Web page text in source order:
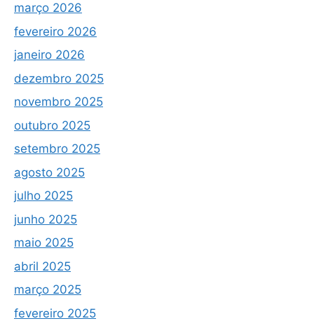
março 2026
fevereiro 2026
janeiro 2026
dezembro 2025
novembro 2025
outubro 2025
setembro 2025
agosto 2025
julho 2025
junho 2025
maio 2025
abril 2025
março 2025
fevereiro 2025